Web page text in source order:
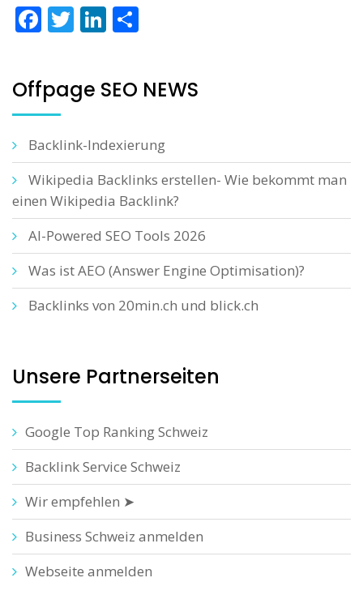
Facebook
TwitterLinkedIn
Offpage SEO NEWS
Backlink-Indexierung
Wikipedia Backlinks erstellen- Wie bekommt man
einen Wikipedia Backlink?
AI-Powered SEO Tools 2026
Was ist AEO (Answer Engine Optimisation)?
Backlinks von 20min.ch und blick.ch
Unsere Partnerseiten
Google Top Ranking Schweiz
Backlink Service Schweiz
Wir empfehlen ➤
Business Schweiz anmelden
Webseite anmelden